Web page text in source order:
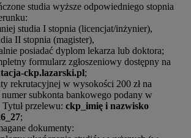
studia wyższe odpowiedniego stopnia
studia I stopnia (licencjat/inżynier),
II stopnia (magister),
posiadać dyplom lekarza lub doktora;
formularz zgłoszeniowy dostępny na
ckp.lazarski.pl;
rekrutacyjnej w wysokości 200 zł na
subkonta bankowego podany w
przelewu: ckp_imię i nazwisko
;
dokumenty: